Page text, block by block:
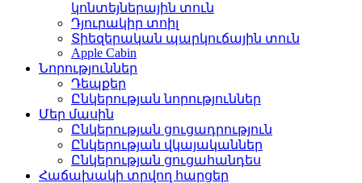
կոնտեյներային տուն
Դյուրակիր տոիլ
Տիեզերական պարկուճային տուն
Apple Cabin
Նորություններ
Դեպքեր
Ընկերության նորություններ
Մեր մասին
Ընկերության ցուցադրություն
Ընկերության վկայականներ
Ընկերության ցուցահանդես
Հաճախակի տրվող հարցեր